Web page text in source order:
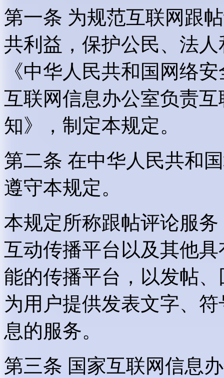
第一条 为规范互联网跟
共利益，保护公民、法
《中华人民共和国网络
互联网信息办公室负责
知》，制定本规定。
第二条 在中华人民共和
遵守本规定。
本规定所称跟帖评论服
互动传播平台以及其他
能的传播平台，以发帖
为用户提供发表文字、
息的服务。
第三条 国家互联网信息